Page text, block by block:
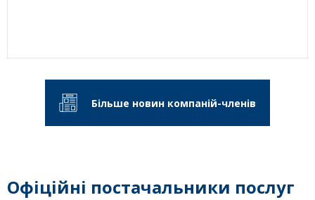
Більше новин компаній-членів
Офіційні постачальники послуг